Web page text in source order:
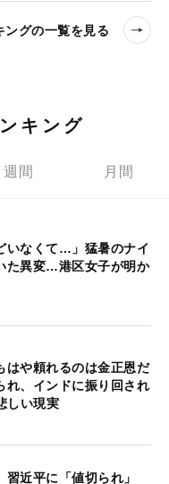
ングの一覧を見る
キング
週間 月間
いなくて…」猛暑のナイ
た異変…港区女子が明か
はや頼れるのは金正恩だ
、インドに振り回され
しい現実
習近平に「値切られ」